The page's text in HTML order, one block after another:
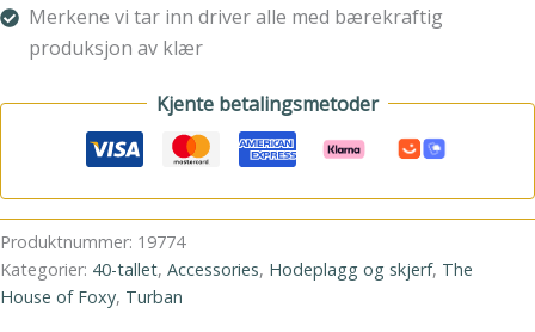
Merkene vi tar inn driver alle med bærekraftig
produksjon av klær
Kjente betalingsmetoder
Produktnummer: 19774
Kategorier: 40-tallet, Accessories, Hodeplagg og skjerf, The
House of Foxy, Turban